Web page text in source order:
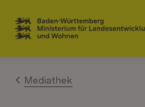
Zum Inhalt springen
Link zur Startseite
Mediathek